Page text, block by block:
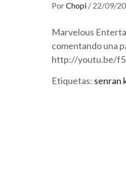
PorChopi / 22/09/
Marvelous
comentando una
http://youtu.be/
Etiquetas: senran